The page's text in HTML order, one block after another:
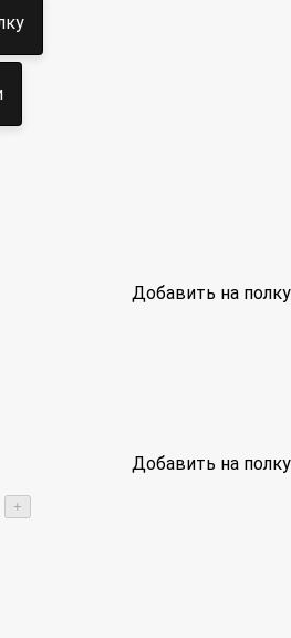
Добавить на полку
Добавить на полку
+